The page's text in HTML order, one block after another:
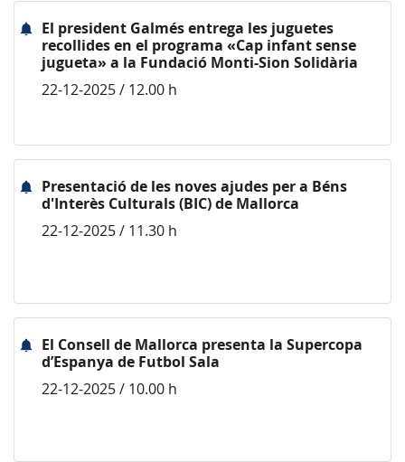
El president Galmés entrega les juguetes
recollides en el programa «Cap infant sense
jugueta» a la Fundació Monti-Sion Solidària
22-12-2025 / 12.00 h
Presentació de les noves ajudes per a Béns
d'Interès Culturals (BIC) de Mallorca
22-12-2025 / 11.30 h
El Consell de Mallorca presenta la Supercopa
d’Espanya de Futbol Sala
22-12-2025 / 10.00 h